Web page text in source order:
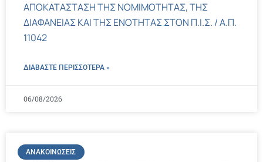
ΑΠΟΚΑΤΑΣΤΑΣΗ ΤΗΣ ΝΟΜΙΜΟΤΗΤΑΣ, ΤΗΣ
ΔΙΑΦΑΝΕΙΑΣ ΚΑΙ ΤΗΣ ΕΝΟΤΗΤΑΣ ΣΤΟΝ Π.Ι.Σ. / Α.Π.
11042
ΔΙΑΒΑΣΤΕ ΠΕΡΙΣΣΌΤΕΡΑ »
06/08/2026
ΑΝΑΚΟΙΝΏΣΕΙΣ